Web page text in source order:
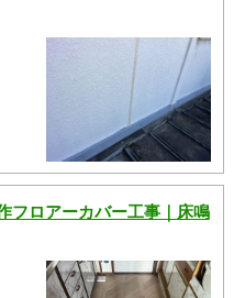
フロアーカバー工事｜床鳴